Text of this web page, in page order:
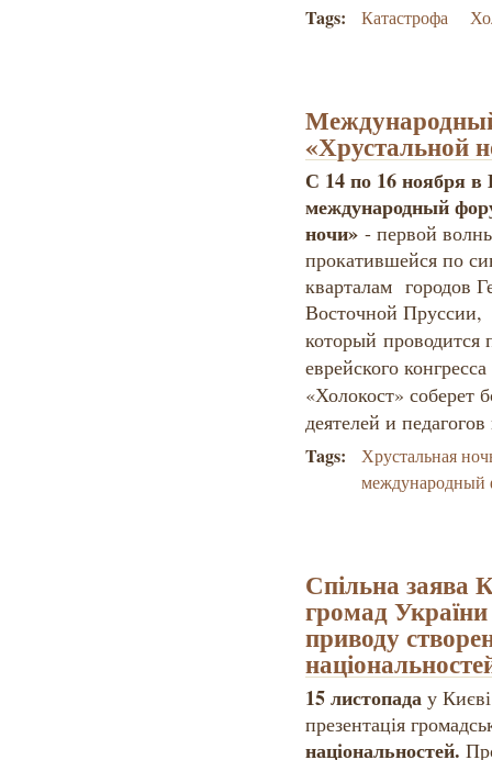
Tags: Катастрофа
«Хрустальной
С 14 по 16 ноября в
международный
ночи»- первой
прокатившейся по
кварталам городов
Восточной
который проводится
еврейского
«Холокост» соберет
деятелей и
Tags:
Хрустальная
международный
Спільна заява
громад
приводу
15 листопадау Києві
презентація
національностей.